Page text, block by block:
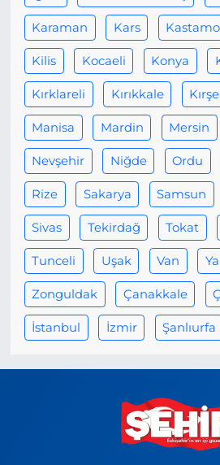
Karaman Kars
Kilis Kocaeli Konya
Kırklareli Kırıkkale
Manisa Mardin Mersin
Nevşehir Niğde Ordu
Rize Sakarya Samsun
Sivas Tekirdağ Tokat
Tunceli Uşak Van
Zonguldak Çanakkale
İstanbul İzmir Şanlıurfa